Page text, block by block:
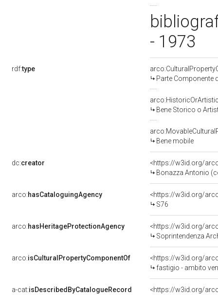
- 1973
rdf:type
Parte Componente
Bene Storico o
Bene mobile
dc:creator
<https://w3id.org/
Bonazza Antonio
arco:hasCataloguingAgency
<https://w3id.org/
S76
arco:hasHeritageProtectionAgency
<https://w3id.org/
Soprintendenza
arco:isCulturalPropertyComponentOf
<https://w3id.org/
fastigio - ambito
a-cat:isDescribedByCatalogueRecord
<https://w3id.org/